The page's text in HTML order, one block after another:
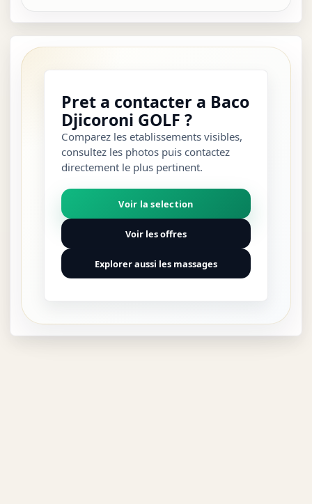
Pret a contacter a Baco
Djicoroni GOLF ?
Comparez les etablissements visibles,
consultez les photos puis contactez
directement le plus pertinent.
Voir la selection
Voir les offres
Explorer aussi les massages